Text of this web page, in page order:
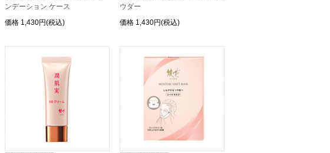
ンデーション ケース
価格 1,430円(税込)
ウダー
価格 1,430円(税込)